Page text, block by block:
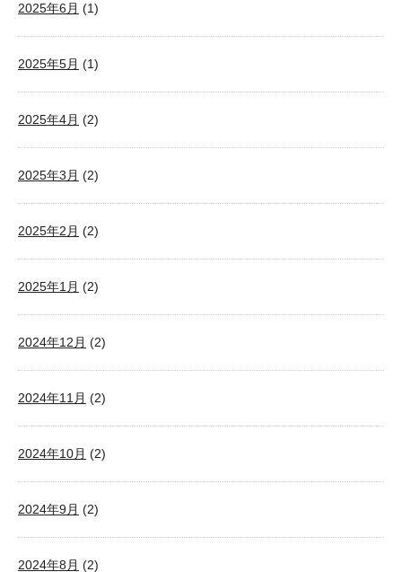
2025年6月 (1)
2025年5月 (1)
2025年4月 (2)
2025年3月 (2)
2025年2月 (2)
2025年1月 (2)
2024年12月 (2)
2024年11月 (2)
2024年10月 (2)
2024年9月 (2)
2024年8月 (2)